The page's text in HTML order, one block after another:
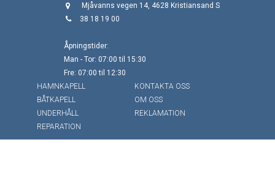
Mjåvanns vegen 14, 4628 Kristiansand S
38 18 19 00
Åpningstider:
Man - Tor: 07:00 til 15:30
Fre: 07:00 til 12:30
HAMNKAPELL
BÅTKAPELL
UNDERHÅLL
REPARATION
KONTAKTA OSS
OM OSS
REKLAMATION